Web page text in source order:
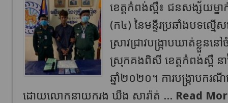
ខេត្តកំពង់ស្ពឺ៖ ជនសង្ស័យម្ន
(ក៤) នៃមន្ទីរប្រឆាំងបទល្ម
ស្រាវជ្រាវបង្ក្រាបឃាត់ខ្លួ
ស្រុកគងពិសី ខេត្តកំពង់ស្ពឺ នា
ឆ្នាំ២០២០។ ការបង្ក្រាបក
ដោយលោកនាយករង ឃឹង សារ៉ាត់ ... Read